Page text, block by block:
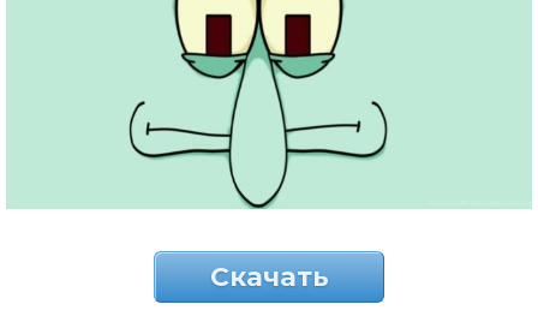
Скачать